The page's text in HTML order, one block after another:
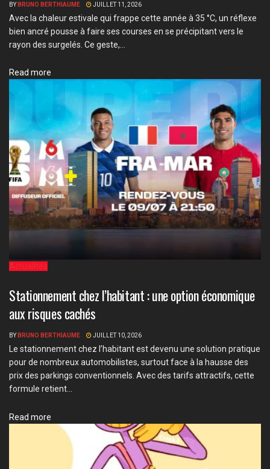
BY BRUNO BERTHIAUME JUILLET 11, 2026
Avec la chaleur estivale qui frappe cette année à 35 °C, un réflexe
bien ancré pousse à faire ses courses en se précipitant vers le
rayon des surgelés. Ce geste,...
Read more
Actualités
Stationnement chez l’habitant : une option économique
aux risques cachés
BY BRUNO BERTHIAUME JUILLET 10, 2026
Le stationnement chez l’habitant est devenu une solution pratique
pour de nombreux automobilistes, surtout face à la hausse des
prix des parkings conventionnels. Avec des tarifs attractifs, cette
formule retient...
Read more